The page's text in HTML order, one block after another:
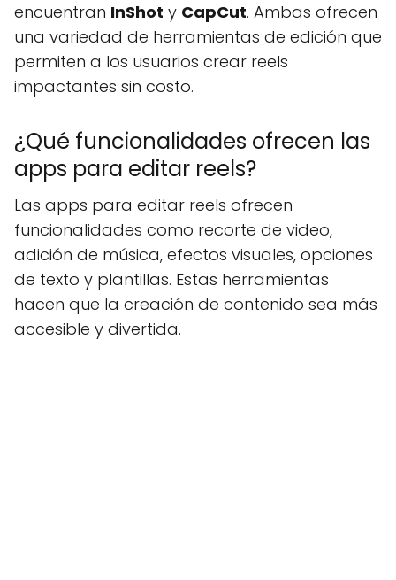
encuentran InShot y CapCut. Ambas ofrecen
una variedad de herramientas de edición que
permiten a los usuarios crear reels
impactantes sin costo.
¿Qué funcionalidades ofrecen las
apps para editar reels?
Las apps para editar reels ofrecen
funcionalidades como recorte de video,
adición de música, efectos visuales, opciones
de texto y plantillas. Estas herramientas
hacen que la creación de contenido sea más
accesible y divertida.